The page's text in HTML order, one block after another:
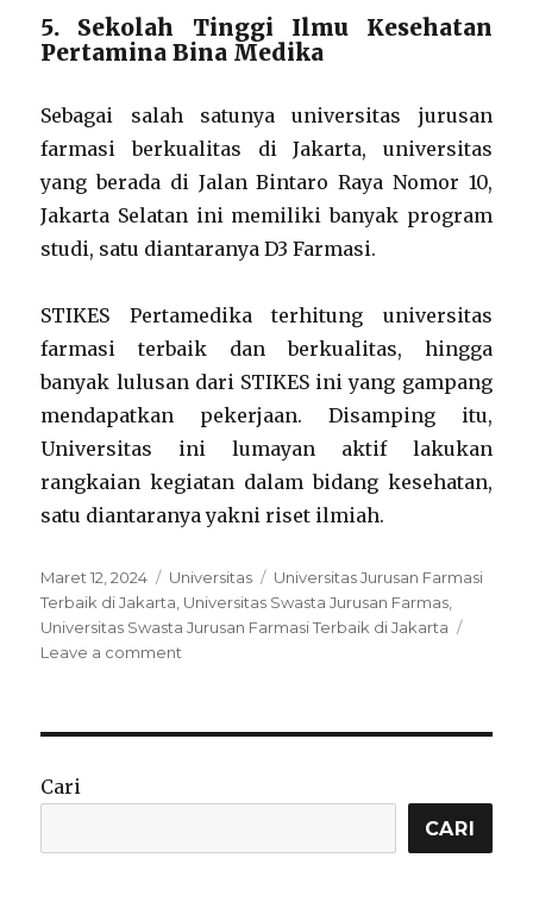
5. Sekolah Tinggi Ilmu Kesehatan
Pertamina Bina Medika
Sebagai salah satunya universitas jurusan
farmasi berkualitas di Jakarta, universitas
yang berada di Jalan Bintaro Raya Nomor 10,
Jakarta Selatan ini memiliki banyak program
studi, satu diantaranya D3 Farmasi.
STIKES Pertamedika terhitung universitas
farmasi terbaik dan berkualitas, hingga
banyak lulusan dari STIKES ini yang gampang
mendapatkan pekerjaan. Disamping itu,
Universitas ini lumayan aktif lakukan
rangkaian kegiatan dalam bidang kesehatan,
satu diantaranya yakni riset ilmiah.
Posted
on
Maret 12, 2024 Categories
Universitas Tags
Universitas Jurusan Farmasi
Terbaik di Jakarta, Universitas Swasta Jurusan Farmas,
Universitas Swasta Jurusan Farmasi Terbaik di Jakarta
Leave a comment
Terbaik
Jakarta
Cari
CARI